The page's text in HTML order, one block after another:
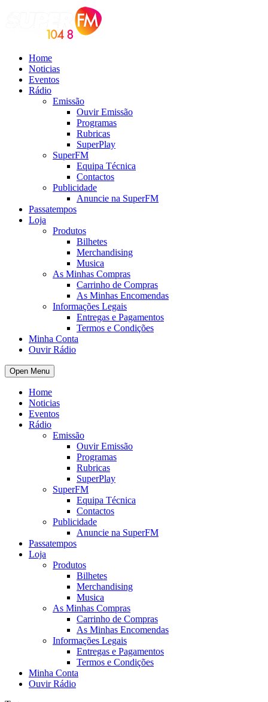
Home
Noticias
Eventos
Rádio
Emissão
Ouvir Emissão
Programas
Rubricas
SuperPlay
SuperFM
Equipa Técnica
Contactos
Publicidade
Anuncie na SuperFM
Passatempos
Loja
Produtos
Bilhetes
Merchandising
Musica
As Minhas Compras
Carrinho de Compras
As Minhas Encomendas
Informações Legais
Entregas e Pagamentos
Termos e Condições
Minha Conta
Ouvir Rádio
Open Menu
Home
Noticias
Eventos
Rádio
Emissão
Ouvir Emissão
Programas
Rubricas
SuperPlay
SuperFM
Equipa Técnica
Contactos
Publicidade
Anuncie na SuperFM
Passatempos
Loja
Produtos
Bilhetes
Merchandising
Musica
As Minhas Compras
Carrinho de Compras
As Minhas Encomendas
Informações Legais
Entregas e Pagamentos
Termos e Condições
Minha Conta
Ouvir Rádio